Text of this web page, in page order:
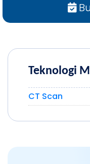
Teknologi
CT Scan